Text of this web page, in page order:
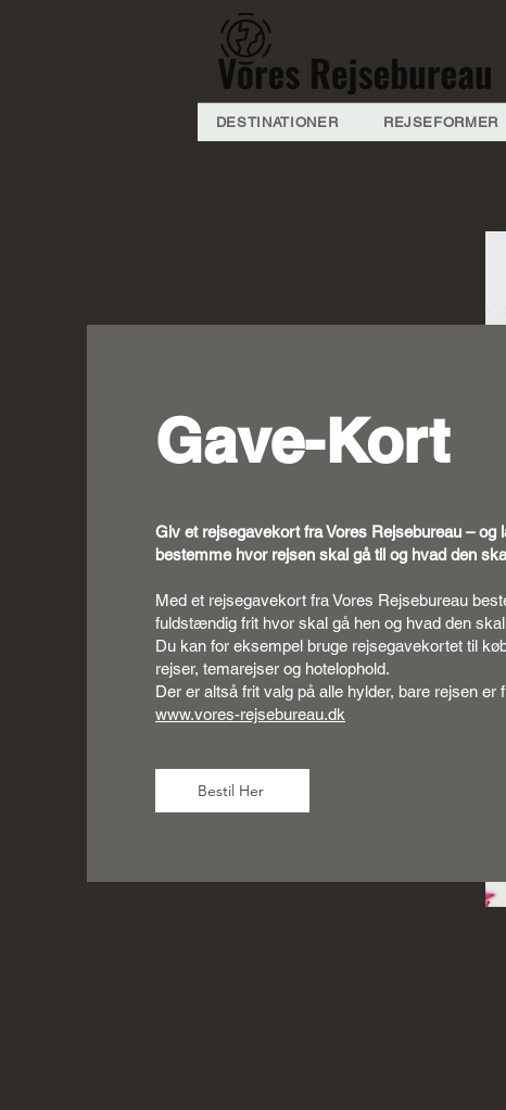
DESTINATIONER REJSEFORMER
Gave-Kort
Giv et rejsegavekort fra Vores Rejsebureau – og
bestemme hvor rejsen skal gå til og hvad den
Med et rejsegavekort fra Vores Rejsebureau
fuldstændig frit hvor skal gå hen og hvad den
Du kan for eksempel bruge rejsegavekortet til
rejser, temarejser og hotelophold.
Der er altså frit valg på alle hylder, bare rejsen er
www.vores-rejsebureau.dk
Bestil Her